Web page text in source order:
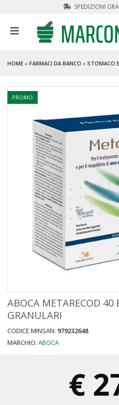
SPEDIZIONI
HOME » FARMACI DA BANCO » STOMACO
PROMO
ABOCA METARECOD 40
GRANULARI
CODICE MINSAN: 979232648
MARCHIO: ABOCA
€